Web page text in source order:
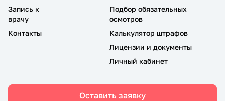
Запись к
врачу
Контакты
Подбор обязательных
осмотров
Калькулятор штрафов
Лицензии и документы
Личный кабинет
Оставить заявку